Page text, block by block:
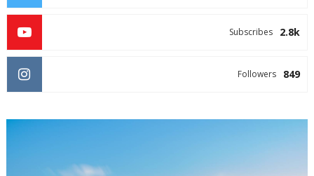
2.8k
Subscribes
849
Followers